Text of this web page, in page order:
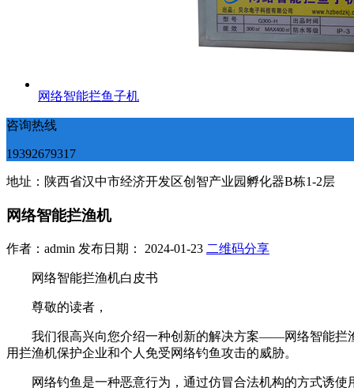
网络智能拦鱼子机
咨询热线
19392679317
地址：陕西省汉中市经济开发区创智产业园孵化器B栋1-2层
网络智能拦渔机
作者：admin 发布日期： 2024-01-23 二维码分享
网络智能拦渔机白皮书
尊敬的读者，
我们很高兴向您介绍一种创新的解决方案——网络智能拦
用拦渔机保护企业和个人免受网络钓鱼攻击的威胁。
网络钓鱼是一种恶意行为，通过仿冒合法机构的方式诱